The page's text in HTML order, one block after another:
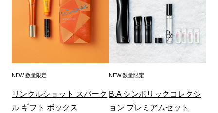
NEW 数量限定
リンクルショット スパーク
ル ギフト ボックス
NEW 数量限定
B.A シンボリックコレクシ
ョン プレミアムセット